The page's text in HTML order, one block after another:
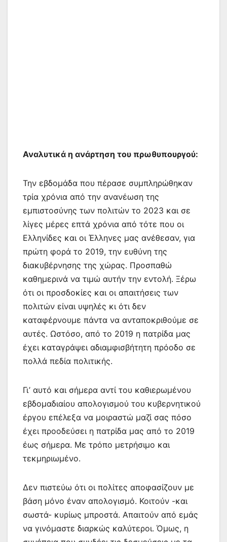
Αναλυτικά η ανάρτηση του πρωθυπουργού:
Την εβδομάδα που πέρασε συμπληρώθηκαν
τρία χρόνια από την ανανέωση της
εμπιστοσύνης των πολιτών το 2023 και σε
λίγες μέρες επτά χρόνια από τότε που οι
Ελληνίδες και οι Έλληνες μας ανέθεσαν, για
πρώτη φορά το 2019, την ευθύνη της
διακυβέρνησης της χώρας. Προσπαθώ
καθημερινά να τιμώ αυτήν την εντολή. Ξέρω
ότι οι προσδοκίες και οι απαιτήσεις των
πολιτών είναι υψηλές κι ότι δεν
καταφέρνουμε πάντα να ανταποκριθούμε σε
αυτές. Ωστόσο, από το 2019 η πατρίδα μας
έχει καταγράψει αδιαμφισβήτητη πρόοδο σε
πολλά πεδία πολιτικής.
Γι’ αυτό και σήμερα αντί του καθιερωμένου
εβδομαδιαίου απολογισμού του κυβερνητικού
έργου επέλεξα να μοιραστώ μαζί σας πόσο
έχει προοδεύσει η πατρίδα μας από το 2019
έως σήμερα. Με τρόπο μετρήσιμο και
τεκμηριωμένο.
Δεν πιστεύω ότι οι πολίτες αποφασίζουν με
βάση μόνο έναν απολογισμό. Κοιτούν -και
σωστά- κυρίως μπροστά. Απαιτούν από εμάς
να γινόμαστε διαρκώς καλύτεροι. Όμως, η